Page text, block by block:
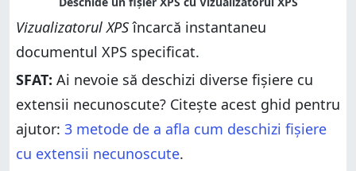
Vizualizatorul XPSîncarcă instantaneu
documentul XPS specificat.
SFAT: Ai nevoie să deschizi diverse fișiere cu
extensii necunoscute? Citește acest ghid pentru
ajutor: 3 metode de a afla cum deschizi fișiere
cu extensii necunoscute.